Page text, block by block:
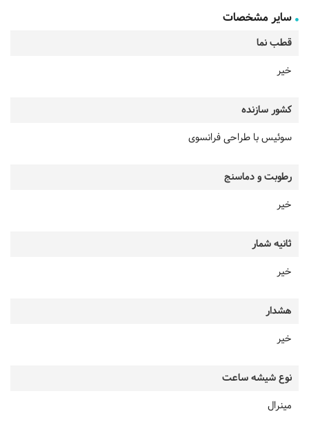
سایر مشخصات
قطب نما
خیر
کشور سازنده
سوئیس با طراحی فرانسوی
رطوبت و دماسنج
خیر
ثانیه شمار
خیر
هشدار
خیر
نوع شیشه ساعت
مینرال